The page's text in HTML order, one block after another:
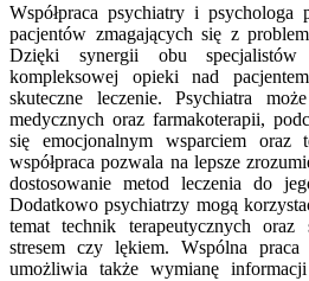
Współpraca psychiatry i
pacjentów zmagających się z
Dzięki synergii obu
kompleksowej opieki nad
skuteczne leczenie. Psychiatra
medycznych oraz farmakoterapii,
się emocjonalnym wsparciem oraz
współpraca pozwala na lepsze
dostosowanie metod leczenia do
Dodatkowo psychiatrzy mogą
temat technik terapeutycznych
stresem czy lękiem. Wspólna praca
umożliwia także wymianę